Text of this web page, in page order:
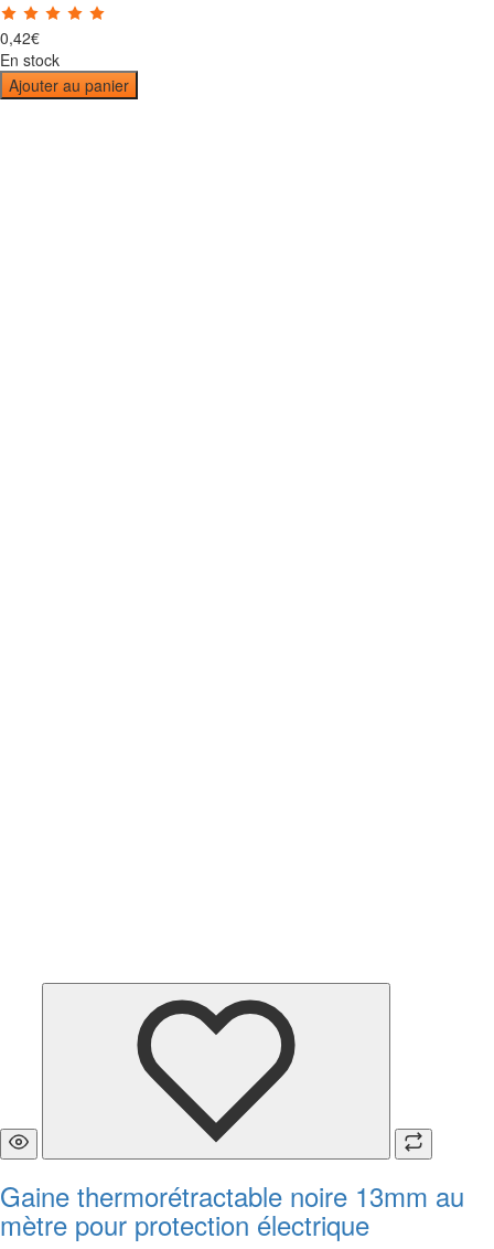
0,42€
En stock
Ajouter au panier
Gaine thermorétractable noire 13mm au
mètre pour protection électrique